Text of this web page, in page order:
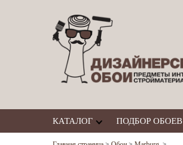
КАТАЛОГ ПОДБОР ОБОЕВ